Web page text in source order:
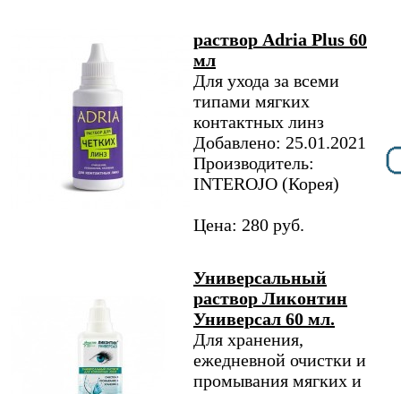
раствор Adria Plus 60
мл
Для ухода за всеми
типами мягких
контактных линз
Добавлено: 25.01.2021
Производитель:
INTEROJO (Корея)
Цена: 280 руб.
Универсальный
раствор Ликонтин
Универсал 60 мл.
Для хранения,
ежедневной очистки и
промывания мягких и